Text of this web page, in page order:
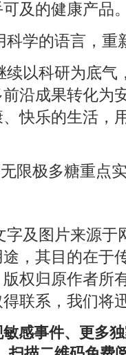
及的健康产品
科学的语言，重
续以科研为底气
沿成果转化为
快乐的生活，
限极多糖重点
字及图片来源
，其目的在于
权归原作者所
联系，我们将
感事件、更多